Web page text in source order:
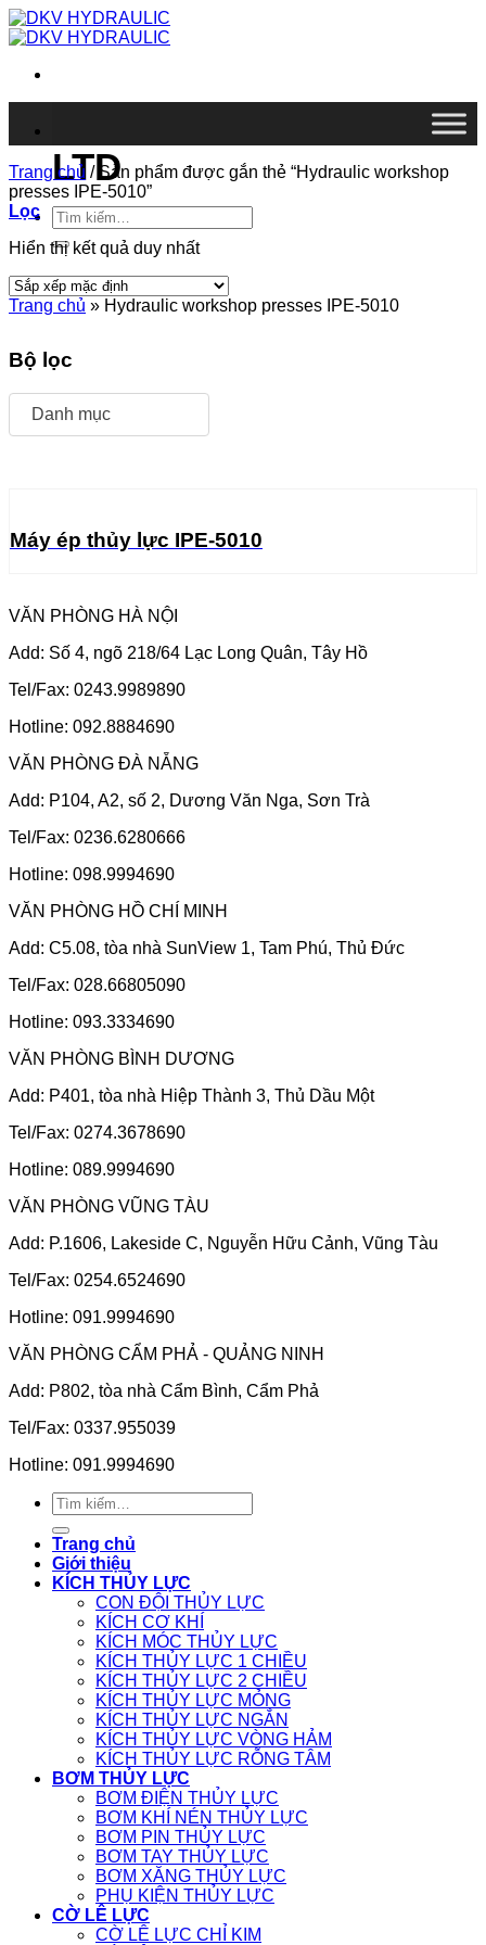
Chuyển
đến
dung
LTD
Tìm
kiếm:
Trang chủ /Sản phẩm được gắn thẻ “Hydraulic workshop
presses IPE-5010”
Lọc
Hiển thị kết quả duy nhất
Trang chủ » Hydraulic workshop presses IPE-5010
Bộ lọc
Danh mục
Máy ép thủy lực IPE-5010
VĂN PHÒNG HÀ NỘI
Add: Số 4, ngõ 218/64 Lạc Long Quân, Tây Hồ
Tel/Fax: 0243.9989890
Hotline: 092.8884690
VĂN PHÒNG ĐÀ NẴNG
Add: P104, A2, số 2, Dương Văn Nga, Sơn Trà
Tel/Fax: 0236.6280666
Hotline: 098.9994690
VĂN PHÒNG HỒ CHÍ MINH
Add: C5.08, tòa nhà SunView 1, Tam Phú, Thủ Đức
Tel/Fax: 028.66805090
Hotline: 093.3334690
VĂN PHÒNG BÌNH DƯƠNG
Add: P401, tòa nhà Hiệp Thành 3, Thủ Dầu Một
Tel/Fax: 0274.3678690
Hotline: 089.9994690
VĂN PHÒNG VŨNG TÀU
Add: P.1606, Lakeside C, Nguyễn Hữu Cảnh, Vũng Tàu
Tel/Fax: 0254.6524690
Hotline: 091.9994690
VĂN PHÒNG CẨM PHẢ - QUẢNG NINH
Add: P802, tòa nhà Cẩm Bình, Cẩm Phả
Tel/Fax: 0337.955039
Hotline: 091.9994690
Tìm
kiếm:
Trang chủ
Giới thiệu
KÍCH THỦY LỰC
CON ĐỘI THỦY LỰC
KÍCH CƠ KHÍ
KÍCH MÓC THỦY LỰC
KÍCH THỦY LỰC 1 CHIỀU
KÍCH THỦY LỰC 2 CHIỀU
KÍCH THỦY LỰC MỎNG
KÍCH THỦY LỰC NGẮN
KÍCH THỦY LỰC VÒNG HẢM
KÍCH THỦY LỰC RỖNG TÂM
BƠM THỦY LỰC
BƠM ĐIỆN THỦY LỰC
BƠM KHÍ NÉN THỦY LỰC
BƠM PIN THỦY LỰC
BƠM TAY THỦY LỰC
BƠM XĂNG THỦY LỰC
PHỤ KIỆN THỦY LỰC
CỜ LÊ LỰC
CỜ LÊ LỰC CHỈ KIM